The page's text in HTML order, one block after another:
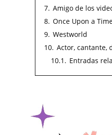
7. Amigo de los
8. Once Upon a
9. Westworld
10. Actor, cantante,
10.1. Entradas